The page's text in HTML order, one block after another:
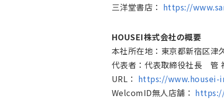
三洋堂書店： https://
HOUSEI株式会社の概要
本社所在地：東京都新宿区津
代表者：代表取締役社長 管
URL： https://www.housei-
WelcomID無人店舗：